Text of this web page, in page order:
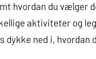
hvordan du vælger
aktiviteter og
dykke ned i,